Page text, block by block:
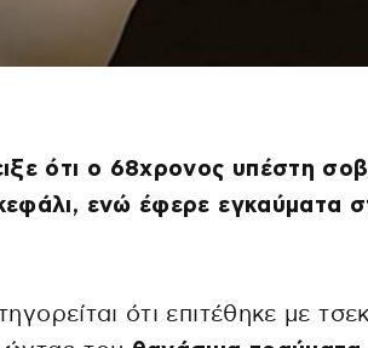
ότι ο 68χρονος υπέστη
ενώ έφερε εγκαύματα
ότι επιτέθηκε με